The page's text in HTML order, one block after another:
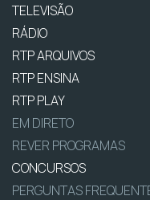
TELEVISÃO
RÁDIO
RTP ARQUIVOS
RTP ENSINA
RTP PLAY
EM DIRETO
REVER PROGRAMAS
CONCURSOS
PERGUNTAS